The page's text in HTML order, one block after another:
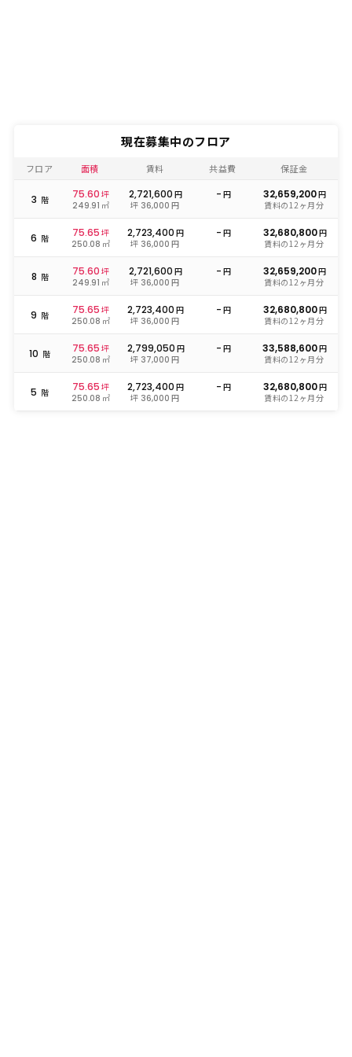
現在募集中のフロア
フロア 面積 賃料 共益費 保証金
3 階 75.60 坪
249.91 ㎡
2,721,600 円
坪 36,000 円
- 円 32,659,200円
賃料の12ヶ月分
6 階 75.65 坪
250.08 ㎡
2,723,400 円
坪 36,000 円
- 円 32,680,800円
賃料の12ヶ月分
8 階 75.60 坪
249.91 ㎡
2,721,600 円
坪 36,000 円
- 円 32,659,200円
賃料の12ヶ月分
9 階 75.65 坪
250.08 ㎡
2,723,400 円
坪 36,000 円
- 円 32,680,800円
賃料の12ヶ月分
10 階 75.65 坪
250.08 ㎡
2,799,050 円
坪 37,000 円
- 円 33,588,600円
賃料の12ヶ月分
5 階 75.65 坪
250.08 ㎡
2,723,400 円
坪 36,000 円
- 円 32,680,800円
賃料の12ヶ月分